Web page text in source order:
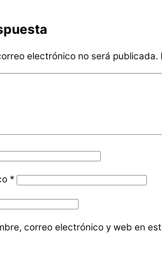
electrónico no será publicada.
*
correo electrónico y web en